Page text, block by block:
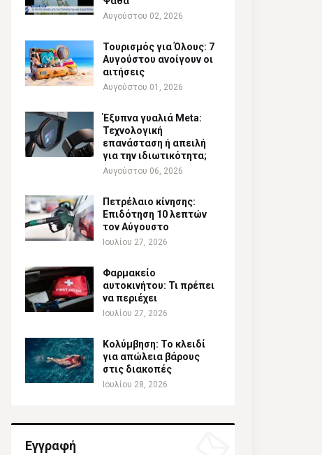
Αυγούστου 02, 2026
Τουρισμός για Όλους: 7
Αυγούστου ανοίγουν οι
αιτήσεις
Αυγούστου 01, 2026
Έξυπνα γυαλιά Meta:
Τεχνολογική
επανάσταση ή απειλή
για την ιδιωτικότητα;
Αυγούστου 06, 2026
Πετρέλαιο κίνησης:
Επιδότηση 10 λεπτών
τον Αύγουστο
Ιουλίου 27, 2026
Φαρμακείο
αυτοκινήτου: Τι πρέπει
να περιέχει
Ιουλίου 27, 2026
Κολύμβηση: Το κλειδί
για απώλεια βάρους
στις διακοπές
Ιουλίου 28, 2026
Εγγραφή